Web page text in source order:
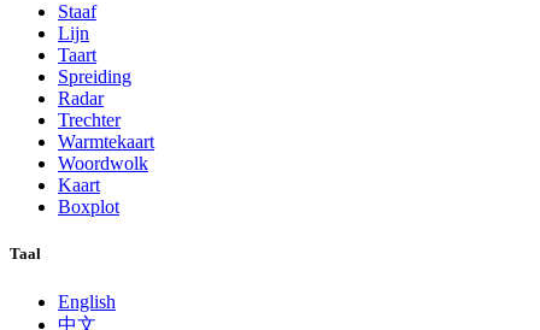
Staaf
Lijn
Taart
Spreiding
Radar
Trechter
Warmtekaart
Woordwolk
Kaart
Boxplot
Taal
English
中文